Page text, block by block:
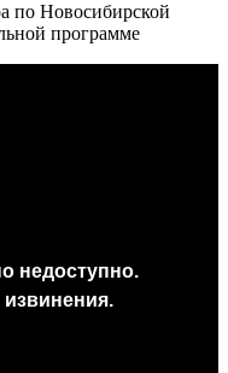
по Новосибирской
программе